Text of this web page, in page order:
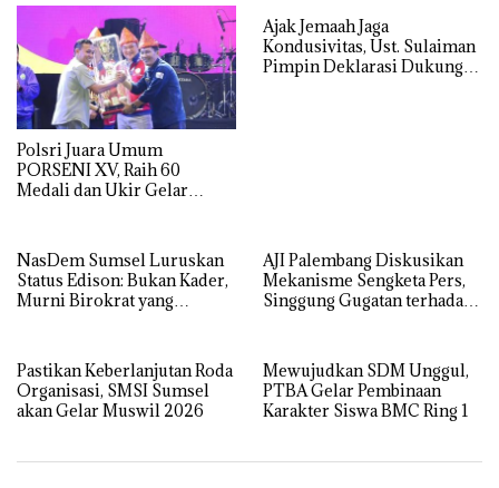
Polsri Juara Umum
PORSENI XV, Raih 60
Medali dan Ukir Gelar
Ajak Jemaah Jaga
Kondusivitas, Ust. Sulaiman
Pimpin Deklarasi Dukung
NasDem Sumsel Luruskan
Status Edison: Bukan Kader,
Murni Birokrat yang
AJI Palembang Diskusikan
Mekanisme Sengketa Pers,
Singgung Gugatan terhadap
Pastikan Keberlanjutan Roda
Organisasi, SMSI Sumsel
akan Gelar Muswil 2026
Mewujudkan SDM Unggul,
PTBA Gelar Pembinaan
Karakter Siswa BMC Ring 1